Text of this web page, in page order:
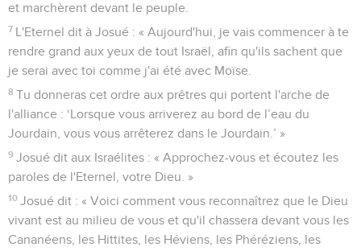
et marchèrent devant le peuple.
7 L'Eternel dit à Josué : « Aujourd'hui, je vais commencer à te
rendre grand aux yeux de tout Israël, afin qu'ils sachent que
je serai avec toi comme j'ai été avec Moïse.
8 Tu donneras cet ordre aux prêtres qui portent l'arche de
l'alliance : ‘Lorsque vous arriverez au bord de l’eau du
Jourdain, vous vous arrêterez dans le Jourdain.’ »
9 Josué dit aux Israélites : « Approchez-vous et écoutez les
paroles de l'Eternel, votre Dieu. »
10 Josué dit : « Voici comment vous reconnaîtrez que le Dieu
vivant est au milieu de vous et qu'il chassera devant vous les
Cananéens, les Hittites, les Héviens, les Phéréziens, les